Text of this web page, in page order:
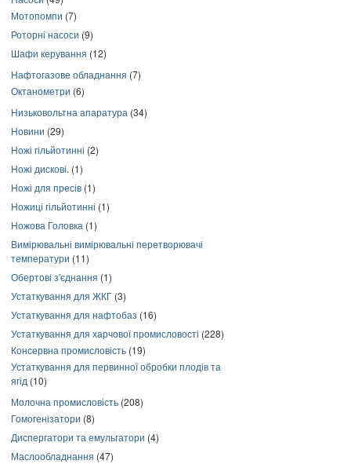
Мотопомпи (7)
Роторні насоси (9)
Шафи керування (12)
Нафтогазове обладнання (7)
Октанометри (6)
Низьковольтна апаратура (34)
Новини (29)
Ножі гільйотинні (2)
Ножі дискові. (1)
Ножі для пресів (1)
Ножиці гільйотинні (1)
Ножова Головка (1)
Вимірювальні вимірювальні перетворювачі
температури (11)
Обертові з'єднання (1)
Устаткування для ЖКГ (3)
Устаткування для нафтобаз (16)
Устаткування для харчової промисловості (228)
Консервна промисловість (19)
Устаткування для первинної обробки плодів та
ягід (10)
Молочна промисловість (208)
Гомогенізатори (8)
Диспергатори та емульгатори (4)
Маслообладнання (47)